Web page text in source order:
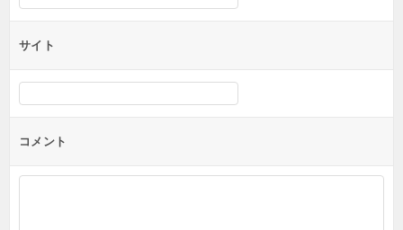
サイト
コメント